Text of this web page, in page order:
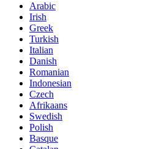
Arabic
Irish
Greek
Turkish
Italian
Danish
Romanian
Indonesian
Czech
Afrikaans
Swedish
Polish
Basque